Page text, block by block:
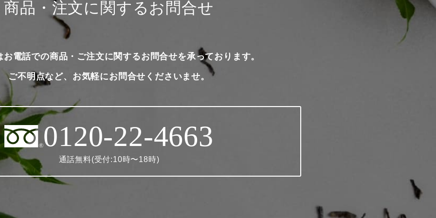
商品・注文に関するお問合せ
お電話での商品・ご注文に関するお問合せを承っております。
ご不明点など、お気軽にお問合せくださいませ。
0120-22-4663
通話無料(受付:10時〜18時)